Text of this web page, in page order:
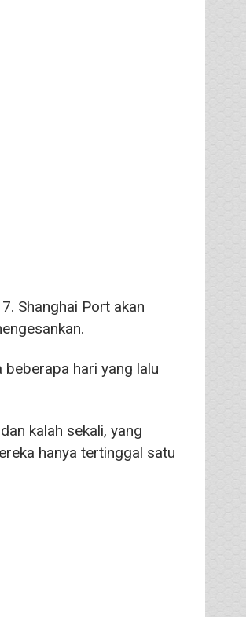
Shanghai Port akan
hari yang lalu
kalah sekali, yang
hanya tertinggal satu